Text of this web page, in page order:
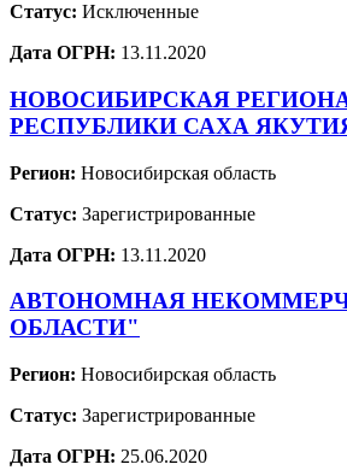
Статус: Исключенные
Дата ОГРН: 13.11.2020
НОВОСИБИРСКАЯ
РЕСПУБЛИКИ САХА
Регион: Новосибирская область
Статус: Зарегистрированные
Дата ОГРН: 13.11.2020
АВТОНОМНАЯ
ОБЛАСТИ"
Регион: Новосибирская область
Статус: Зарегистрированные
Дата ОГРН: 25.06.2020